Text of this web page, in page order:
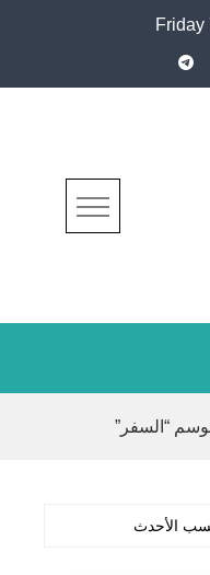
Friday
“السفر”